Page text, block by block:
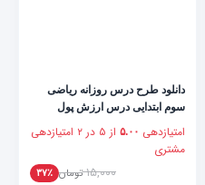
دانلود طرح درس روزانه ریاضی
سوم ابتدایی درس ارزش پول
امتیازدهی ۵.۰۰ از ۵ در ۲ امتیازدهی
مشتری
۱۵,۰۰۰ تومان ۳۷٪